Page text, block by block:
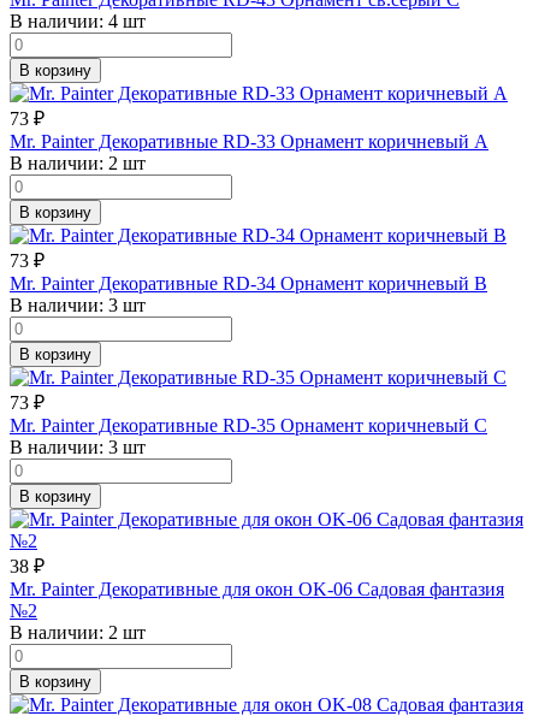
В наличии: 4 шт
В корзину
73 ₽
Mr. Painter Декоративные RD-33 Орнамент коричневый А
В наличии: 2 шт
В корзину
73 ₽
Mr. Painter Декоративные RD-34 Орнамент коричневый В
В наличии: 3 шт
В корзину
73 ₽
Mr. Painter Декоративные RD-35 Орнамент коричневый С
В наличии: 3 шт
В корзину
38 ₽
Mr. Painter Декоративные для окон OK-06 Садовая фантазия
№2
В наличии: 2 шт
В корзину